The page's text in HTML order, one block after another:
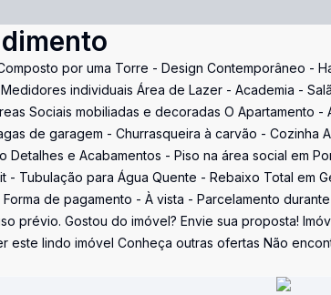
por uma Torre - Design Contemporâneo -
individuais Área de Lazer - Academia -
Sociais mobiliadas e decoradas O Apartamento -
de garagem - Churrasqueira à carvão - Cozinha
e Acabamentos - Piso na área social em
- Tubulação para Água Quente - Rebaixo Total em
de pagamento - À vista - Parcelamento
prévio. Gostou do imóvel? Envie sua proposta!
este lindo imóvel Conheça outras ofertas Não